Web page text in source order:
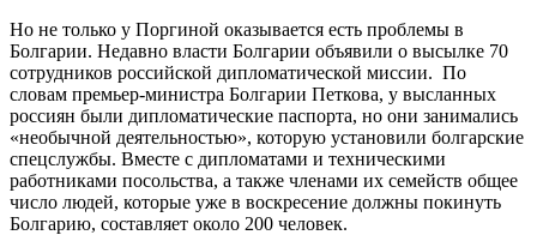
Но не только у Поргиной оказывается есть проблемы в
Болгарии. Недавно власти Болгарии объявили о высылке 70
сотрудников российской дипломатической миссии. По
словам премьер-министра Болгарии Петкова, у высланных
россиян были дипломатические паспорта, но они занимались
«необычной деятельностью», которую установили болгарские
спецслужбы. Вместе с дипломатами и техническими
работниками посольства, а также членами их семейств общее
число людей, которые уже в воскресение должны покинуть
Болгарию, составляет около 200 человек.